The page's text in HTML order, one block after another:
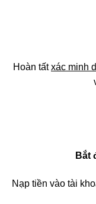
Hoàn tấtxác minh
Bắt
Nạp tiền vào tài